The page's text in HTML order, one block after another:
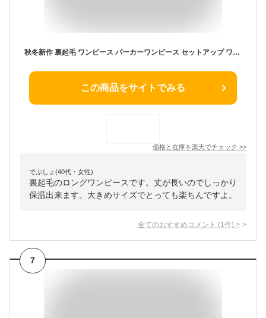
秋冬新作 裏起毛 ワンピース パーカーワンピース セットアップ ワンピース ルームウェア レディース ワンマイルウェア 大きいサイズ マタニティウェア パジャマ 長袖 部屋着 暖かい 秋服 冬服 妊婦 ナイトウェア 体型カバー
この商品をサイトでみる
価格と在庫を楽天でチェック >>
でぶしょ(40代・女性)
裏起毛のロングワンピースです。丈が長いのでしっかり
保温出来ます。大きめサイズでとっても楽ちんですよ。
全てのおすすめコメント (1 件) >
7